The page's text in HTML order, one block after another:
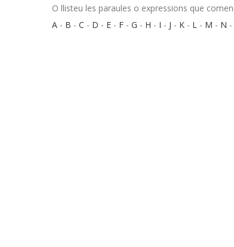
O llisteu les paraules o expressions que
A - B - C - D - E - F - G - H - I - J - K - L - M - N -